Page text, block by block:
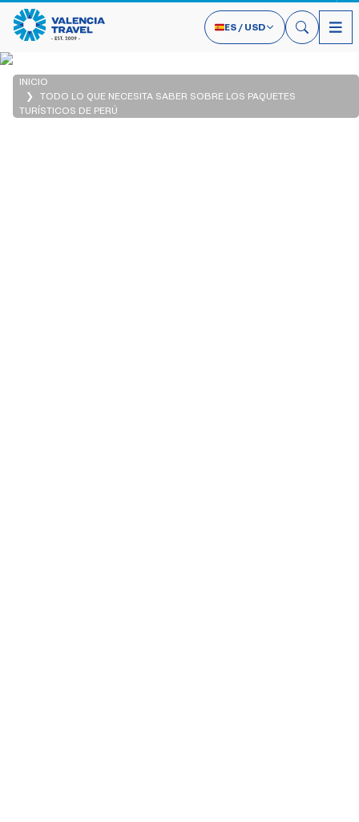
ES / USD
INICIO
TODO LO QUE NECESITA SABER SOBRE LOS PAQUETES
TURÍSTICOS DE PERÚ